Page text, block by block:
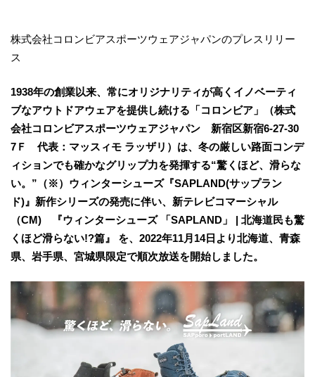
株式会社コロンビアスポーツウェアジャパンのプレスリリー
ス
1938年の創業以来、常にオリジナリティが高くイノベーティ
ブなアウトドアウェアを提供し続ける「コロンビア」（株式
会社コロンビアスポーツウェアジャパン 新宿区新宿6-27-30
7Ｆ 代表：マッスィモ ラッザリ）は、冬の厳しい路面コンデ
ィションでも確かなグリップ力を発揮する“驚くほど、滑らな
い。”（※）ウィンターシューズ『SAPLAND(サップラン
ド)』新作シリーズの発売に伴い、新テレビコマーシャル
（CM) 『ウィンターシューズ 「SAPLAND」 | 北海道民も驚
くほど滑らない!?篇』 を、2022年11月14日より北海道、青森
県、岩手県、宮城県限定で順次放送を開始しました。